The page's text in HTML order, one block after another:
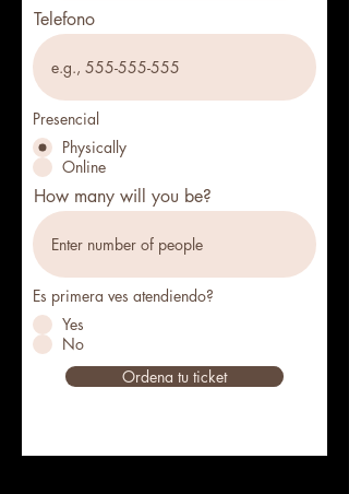
Telefono
Presencial
Physically
Online
How many will you be?
Es primera ves atendiendo?
Yes
No
Ordena tu ticket